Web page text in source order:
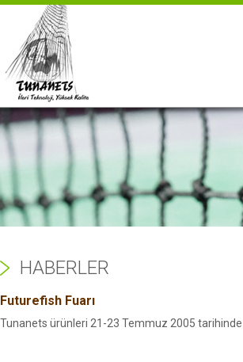
HABERLER
Futurefish Fuarı
Tunanets ürünleri 21-23 Temmuz 2005